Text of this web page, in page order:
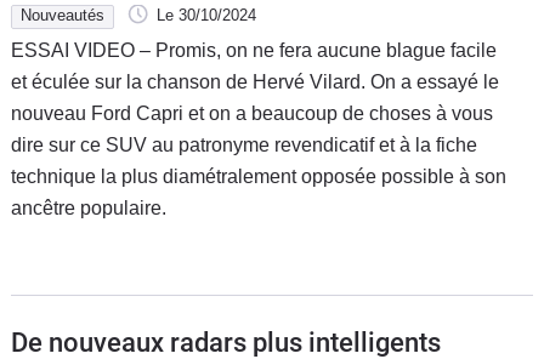
Nouveautés Le 30/10/2024
ESSAI VIDEO – Promis, on ne fera aucune blague facile
et éculée sur la chanson de Hervé Vilard. On a essayé le
nouveau Ford Capri et on a beaucoup de choses à vous
dire sur ce SUV au patronyme revendicatif et à la fiche
technique la plus diamétralement opposée possible à son
ancêtre populaire.
De nouveaux radars plus intelligents